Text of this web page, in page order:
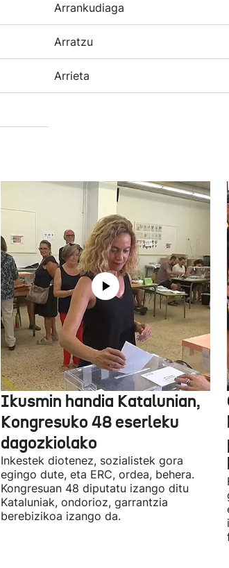
Arrankudiaga
Arratzu
Arrieta
Ikusmin handia Katalunian,
Kongresuko 48 eserleku
dagozkiolako
Inkestek diotenez, sozialistek gora
egingo dute, eta ERC, ordea, behera.
Kongresuan 48 diputatu izango ditu
Kataluniak, ondorioz, garrantzia
berebizikoa izango da.